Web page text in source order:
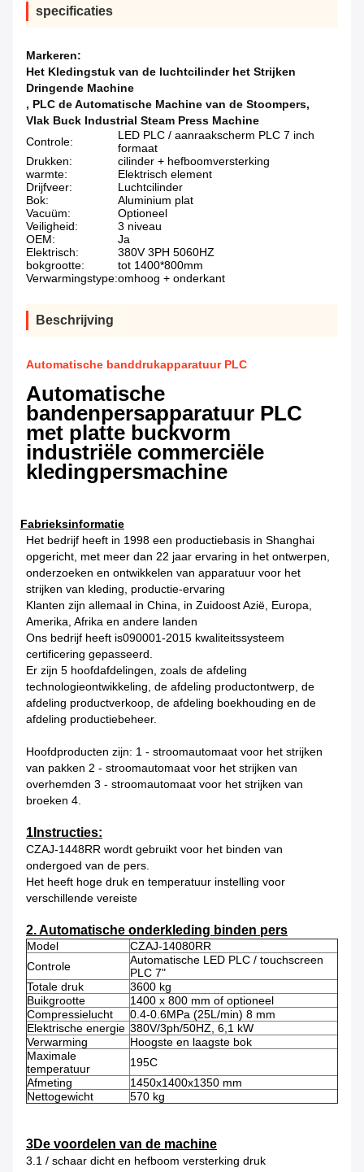
specificaties
Markeren:
Het Kledingstuk van de luchtcilinder het Strijken
Dringende Machine
, PLC de Automatische Machine van de Stoompers,
Vlak Buck Industrial Steam Press Machine
Controle:
LED PLC / aanraakscherm PLC 7 inch
formaat
Drukken:
cilinder + hefboomversterking
warmte:
Elektrisch element
Drijfveer:
Luchtcilinder
Bok:
Aluminium plat
Vacuüm:
Optioneel
Veiligheid:
3 niveau
OEM:
Ja
Elektrisch:
380V 3PH 5060HZ
bokgrootte:
tot 1400*800mm
Verwarmingstype:omhoog + onderkant
Beschrijving
Automatische banddrukapparatuur PLC
Automatische
bandenpersapparatuur PLC
met platte buckvorm
industriële commerciële
kledingpersmachine
Fabrieksinformatie
Het bedrijf heeft in 1998 een productiebasis in Shanghai
opgericht, met meer dan 22 jaar ervaring in het ontwerpen,
onderzoeken en ontwikkelen van apparatuur voor het
strijken van kleding, productie-ervaring
Klanten zijn allemaal in China, in Zuidoost Azië, Europa,
Amerika, Afrika en andere landen
Ons bedrijf heeft is090001-2015 kwaliteitssysteem
certificering gepasseerd.
Er zijn 5 hoofdafdelingen, zoals de afdeling
technologieontwikkeling, de afdeling productontwerp, de
afdeling productverkoop, de afdeling boekhouding en de
afdeling productiebeheer.
Hoofdproducten zijn: 1 - stroomautomaat voor het strijken
van pakken 2 - stroomautomaat voor het strijken van
overhemden 3 - stroomautomaat voor het strijken van
broeken 4.
1Instructies:
CZAJ-1448RR wordt gebruikt voor het binden van
ondergoed van de pers.
Het heeft hoge druk en temperatuur instelling voor
verschillende vereiste
2. Automatische onderkleding binden pers
Model
CZAJ-14080RR
Controle
Automatische LED PLC / touchscreen
PLC 7"
Totale druk
3600 kg
Buikgrootte
1400 x 800 mm of optioneel
Compressielucht
0.4-0.6MPa (25L/min) 8 mm
Elektrische energie 380V/3ph/50HZ, 6,1 kW
Verwarming
Hoogste en laagste bok
Maximale
temperatuur
195C
Afmeting
1450x1400x1350 mm
Nettogewicht
570 kg
3De voordelen van de machine
3.1 / schaar dicht en hefboom versterking druk